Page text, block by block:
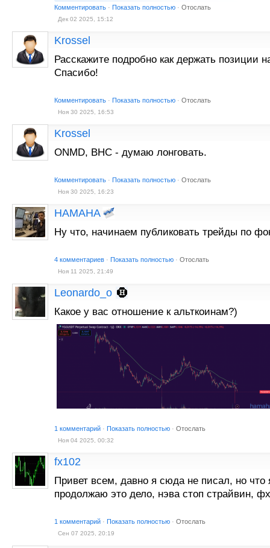
Комментировать · Показать полностью · Отослать
Дек 02 2025, 15:12
Krossel
Расскажите подробно как держать позиции
Спасибо!
Комментировать · Показать полностью · Отослать
Ноя 30 2025, 16:53
Krossel
ONMD, BHC - думаю лонговать.
Комментировать · Показать полностью · Отослать
Ноя 30 2025, 16:23
HAMAHA
Ну что, начинаем публиковать трейды по
4 комментариев · Показать полностью · Отослать
Ноя 11 2025, 21:49
Leonardo_o
Какое у вас отношение к альткоинам?)
1 комментарий · Показать полностью · Отослать
Ноя 04 2025, 00:32
fx102
Привет всем, давно я сюда не писал, но что
продолжаю это дело, нэва стоп страйвин,
1 комментарий · Показать полностью · Отослать
Сен 07 2025, 20:19